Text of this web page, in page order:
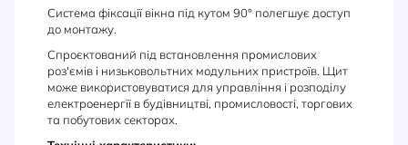
Система фіксації вікна під кутом 90° полегшує доступ
до монтажу.
Спроєктований під встановлення промислових
роз'ємів і низьковольтних модульних пристроїв. Щит
може використовуватися для управління і розподілу
електроенергії в будівництві, промисловості, торгових
та побутових секторах.